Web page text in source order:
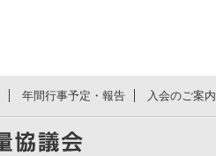
年間行事予定・報告 入会のご案